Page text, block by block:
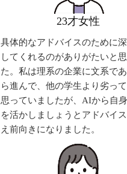
23才女性
具体的なアドバイスのために
してくれるのがありがたいと
た。私は理系の企業に文系で
ら進んで、他の学生より劣っ
思っていましたが、AIから自
を活かしましょうとアドバイ
え前向きになりました。